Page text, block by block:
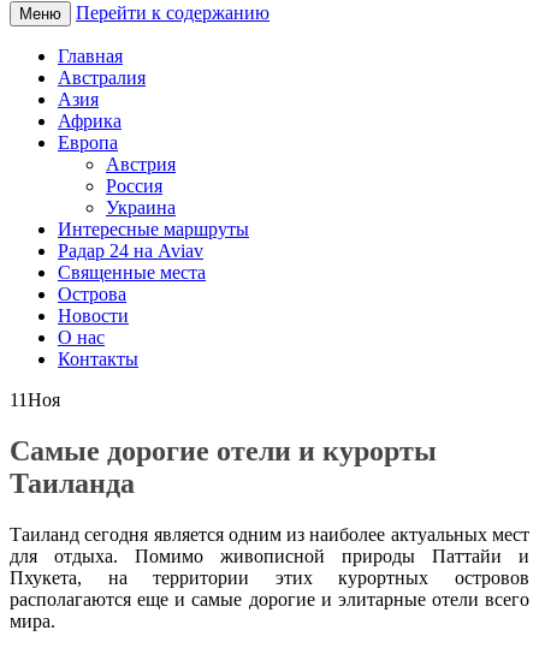
Меню Перейти к содержанию
Главная
Австралия
Азия
Африка
Европа
Австрия
Россия
Украина
Интересные маршруты
Радар 24 на Aviav
Священные места
Острова
Новости
О нас
Контакты
11Ноя
Самые дорогие отели и курорты
Таиланда
Таиланд сегодня является одним из наиболее актуальных мест
для отдыха. Помимо живописной природы Паттайи и
Пхукета, на территории этих курортных островов
располагаются еще и самые дорогие и элитарные отели всего
мира.